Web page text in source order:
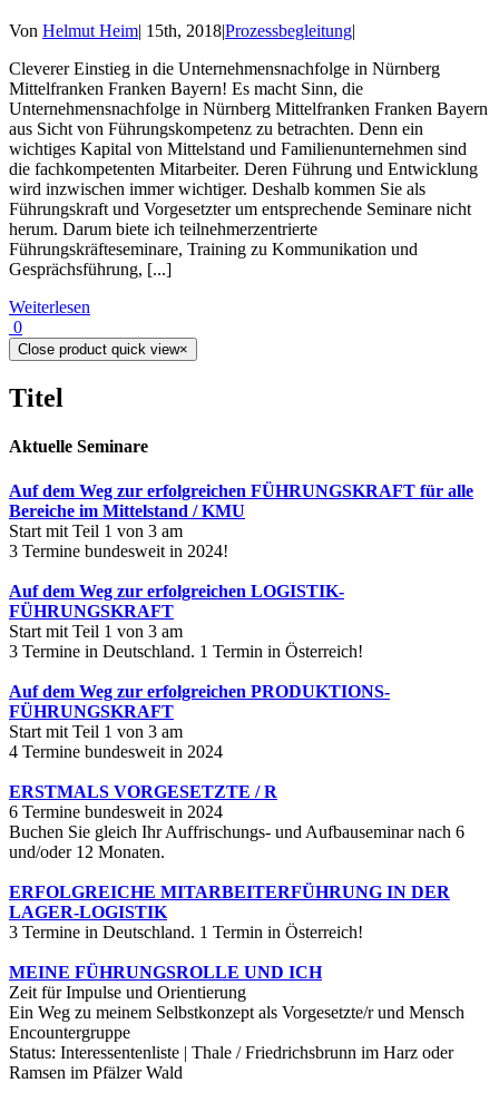
Von Helmut Heim| 15th, 2018|Prozessbegleitung|
Cleverer Einstieg in die Unternehmensnachfolge in Nürnberg
Mittelfranken Franken Bayern! Es macht Sinn, die
Unternehmensnachfolge in Nürnberg Mittelfranken Franken Bayern
aus Sicht von Führungskompetenz zu betrachten. Denn ein
wichtiges Kapital von Mittelstand und Familienunternehmen sind
die fachkompetenten Mitarbeiter. Deren Führung und Entwicklung
wird inzwischen immer wichtiger. Deshalb kommen Sie als
Führungskraft und Vorgesetzter um entsprechende Seminare nicht
herum. Darum biete ich teilnehmerzentrierte
Führungskräfteseminare, Training zu Kommunikation und
Gesprächsführung, [...]
Weiterlesen
0
Close product quick view×
Titel
Aktuelle Seminare
Auf dem Weg zur erfolgreichen FÜHRUNGSKRAFT für alle
Bereiche im Mittelstand / KMU
Start mit Teil 1 von 3 am
3 Termine bundesweit in 2024!
Auf dem Weg zur erfolgreichen LOGISTIK-
FÜHRUNGSKRAFT
Start mit Teil 1 von 3 am
3 Termine in Deutschland. 1 Termin in Österreich!
Auf dem Weg zur erfolgreichen PRODUKTIONS-
FÜHRUNGSKRAFT
Start mit Teil 1 von 3 am
4 Termine bundesweit in 2024
ERSTMALS VORGESETZTE / R
6 Termine bundesweit in 2024
Buchen Sie gleich Ihr Auffrischungs- und Aufbauseminar nach 6
und/oder 12 Monaten.
ERFOLGREICHE MITARBEITERFÜHRUNG IN DER
LAGER-LOGISTIK
3 Termine in Deutschland. 1 Termin in Österreich!
MEINE FÜHRUNGSROLLE UND ICH
Zeit für Impulse und Orientierung
Ein Weg zu meinem Selbstkonzept als Vorgesetzte/r und Mensch
Encountergruppe
Status: Interessentenliste | Thale / Friedrichsbrunn im Harz oder
Ramsen im Pfälzer Wald